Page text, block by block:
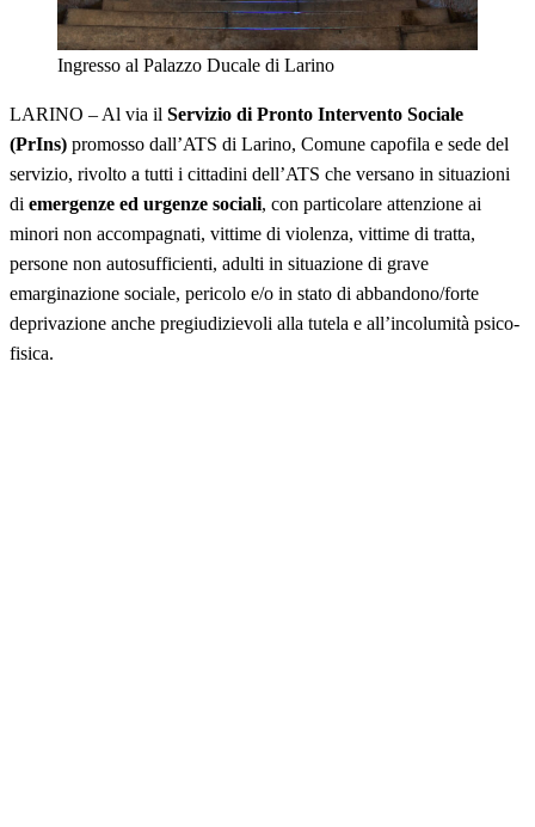
Ingresso al Palazzo Ducale di Larino
LARINO – Al via il Servizio di Pronto Intervento Sociale
(PrIns) promosso dall’ATS di Larino, Comune capofila e sede del
servizio, rivolto a tutti i cittadini dell’ATS che versano in situazioni
di emergenze ed urgenze sociali, con particolare attenzione ai
minori non accompagnati, vittime di violenza, vittime di tratta,
persone non autosufficienti, adulti in situazione di grave
emarginazione sociale, pericolo e/o in stato di abbandono/forte
deprivazione anche pregiudizievoli alla tutela e all’incolumità psico-
fisica.